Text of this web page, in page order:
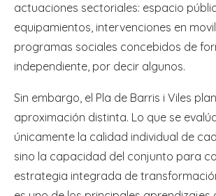
actuaciones sectoriales: espacio
equipamientos, intervenciones en
programas sociales concebidos de
independiente, por decir algunos.
Sin embargo, el Pla de Barris i Viles
aproximación distinta. Lo que se
únicamente la calidad individual de
sino la capacidad del conjunto para
estrategia integrada de